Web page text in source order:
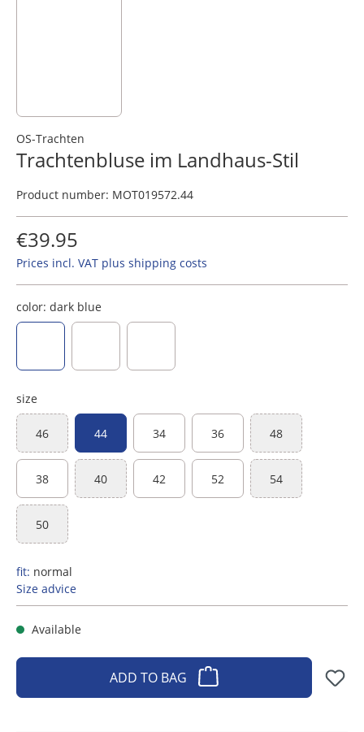
OS-Trachten
Trachtenbluse im Landhaus-Stil
Product number: MOT019572.44
€39.95
Prices incl. VAT plus shipping costs
color: dark blue
size
46(This option is currently unavailable.)
44 34 36 48(This option is
38 40(This option is currently unavailable.)
42 52 54(This option is
50(This option is currently unavailable.)
fit: normal
Size advice
Available
ADD TO BAG